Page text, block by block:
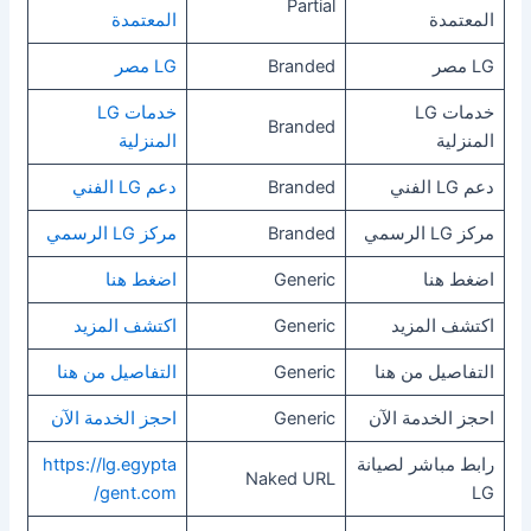
المعتمدة
Partial
المعتمدة
LG مصر Branded LG مصر
خدمات LG
المنزلية
Branded
خدمات LG
المنزلية
دعم LG الفني Branded دعم LG الفني
مركز LG الرسمي Branded مركز LG الرسمي
اضغط هنا Generic اضغط هنا
اكتشف المزيد Generic اكتشف المزيد
التفاصيل من هنا Generic التفاصيل من هنا
احجز الخدمة الآن Generic احجز الخدمة الآن
رابط مباشر لصيانة
LG
Naked URL
https://lg.egypta
gent.com/